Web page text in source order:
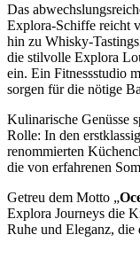
Das
Explora-Schiffe reicht
hin zu Whisky-
die stilvolle Explora
ein. Ein Fitnessstudio
sorgen für die nötige
Kulinarische Genüsse
Rolle: In den
renommierten
die von erfahrenen
Getreu dem Motto „
Explora Journeys die
Ruhe und Eleganz, die